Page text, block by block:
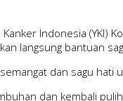
Kanker Indonesia (YKI)
langsung bantuan
dan sagu
dan kembali